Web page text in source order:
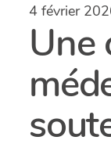
4 février
Une